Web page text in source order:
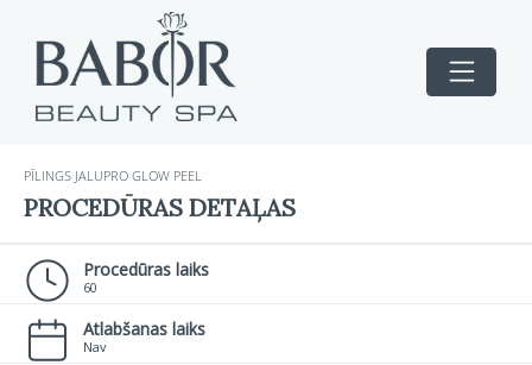
PĪLINGS JALUPRO GLOW PEEL
PROCEDŪRAS DETAĻAS
Procedūras laiks
60
Atlabšanas laiks
Nav